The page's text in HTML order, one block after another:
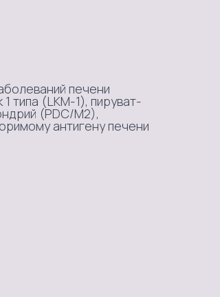
печени
типа (LKM-1), пируват-
(PDC/М2),
антигену печени